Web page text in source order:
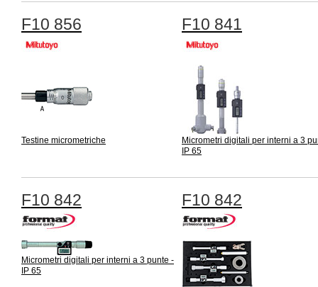
F10 856
Testine micrometriche
F10 841
Micrometri digitali per interni a 3
IP 65
F10 842
Micrometri digitali per interni a 3 punte -
IP 65
F10 842